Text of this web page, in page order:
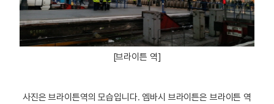
[브라이튼 역]
사진은 브라이튼역의 모습입니다. 엠바시 브라이튼은 브라이튼 역